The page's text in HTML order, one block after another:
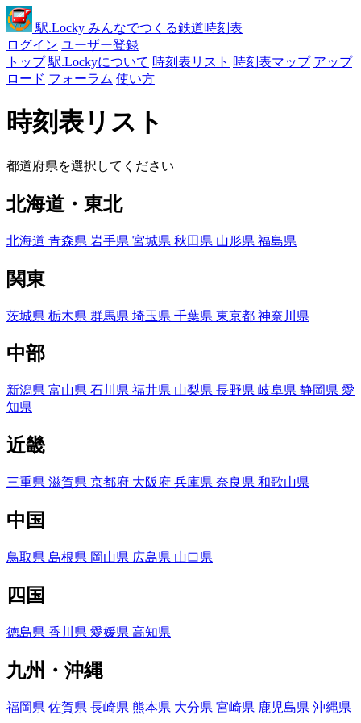
駅.Locky みんなでつくる鉄道時刻表
ログイン ユーザー登録
トップ 駅.Lockyについて 時刻表リスト 時刻表マップ アップ
ロード フォーラム 使い方
時刻表リスト
都道府県を選択してください
北海道・東北
北海道 青森県 岩手県 宮城県 秋田県 山形県 福島県
関東
茨城県 栃木県 群馬県 埼玉県 千葉県 東京都 神奈川県
中部
新潟県 富山県 石川県 福井県 山梨県 長野県 岐阜県 静岡県 愛
知県
近畿
三重県 滋賀県 京都府 大阪府 兵庫県 奈良県 和歌山県
中国
鳥取県 島根県 岡山県 広島県 山口県
四国
徳島県 香川県 愛媛県 高知県
九州・沖縄
福岡県 佐賀県 長崎県 熊本県 大分県 宮崎県 鹿児島県 沖縄県